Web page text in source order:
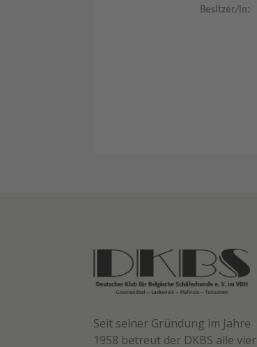
Besitzer/in:
Seit seiner Gründung im Jahre
1958 betreut der DKBS alle vier